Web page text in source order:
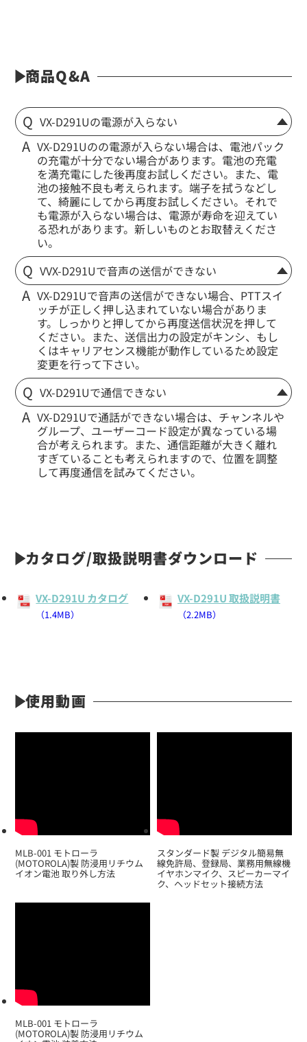
定価:16,000円(税別)
※EK-304-ST
※イヤホンプラグサイズ2.5φ
※イヤホン付属
EK-313-581A
小型タイピンマイク&イヤホン
定価:13,000円(税別)
※イヤホン付属
EK-313N
...続きを読む
※イヤホンプラグサイズ2.5φ
※イヤホン付属
※マイク部分は防滴仕様
商品Q&A
VX-D291Uの電源が入らない
VX-D291Uのの電源が入らない場合は、電池パック
の充電が十分でない場合があります。電池の充電
を満充電にした後再度お試しください。また、電
池の接触不良も考えられます。端子を拭うなどし
て、綺麗にしてから再度お試しください。それで
も電源が入らない場合は、電源が寿命を迎えてい
る恐れがあります。新しいものとお取替えくださ
い。
VVX-D291Uで音声の送信ができない
VX-D291Uで音声の送信ができない場合、PTTスイ
ッチが正しく押し込まれていない場合がありま
す。しっかりと押してから再度送信状況を押して
ください。また、送信出力の設定がキンシ、もし
くはキャリアセンス機能が動作しているため設定
変更を行って下さい。
VX-D291Uで通信できない
VX-D291Uで通話ができない場合は、チャンネルや
グループ、ユーザーコード設定が異なっている場
合が考えられます。また、通信距離が大きく離れ
すぎていることも考えられますので、位置を調整
して再度通信を試みてください。
カタログ/取扱説明書ダウンロード
VX-D291U カタログ
（1.4MB）
VX-D291U 取扱説明書
（2.2MB）
使用動画
MLB-001 モトローラ
(MOTOROLA)製 防浸用リチウム
イオン電池 取り外し方法
スタンダード製 デジタル簡易無
線免許局、登録局、業務用無線機
イヤホンマイク、スピーカーマイ
ク、ヘッドセット接続方法
MLB-001 モトローラ
(MOTOROLA)製 防浸用リチウム